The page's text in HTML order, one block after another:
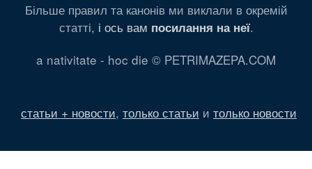
Більше правил та канонів ми виклали в окремій
статті, і ось вам посилання на неї.
a nativitate - hoc die © PETRIMAZEPA.COM
статьи + новости, только статьи и только новости